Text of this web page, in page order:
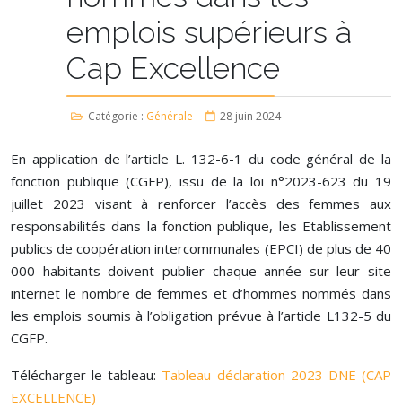
emplois supérieurs à
Cap Excellence
Catégorie : Générale 28 juin 2024
En application de l’article L. 132-6-1 du code général de la
fonction publique (CGFP), issu de la loi n°2023-623 du 19
juillet 2023 visant à renforcer l’accès des femmes aux
responsabilités dans la fonction publique, les Etablissement
publics de coopération intercommunales (EPCI) de plus de 40
000 habitants doivent publier chaque année sur leur site
internet le nombre de femmes et d’hommes nommés dans
les emplois soumis à l’obligation prévue à l’article L132-5 du
CGFP.
Télécharger le tableau: Tableau déclaration 2023 DNE (CAP
EXCELLENCE)